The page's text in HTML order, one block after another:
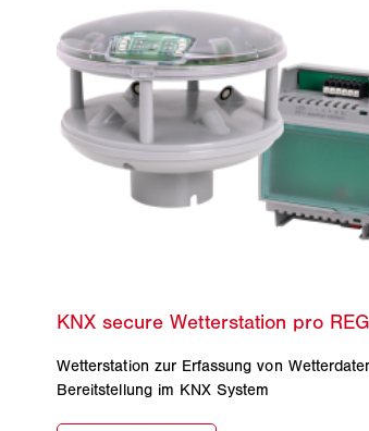
Wetterstation zur Erfassung von
Bereitstellung im KNX System